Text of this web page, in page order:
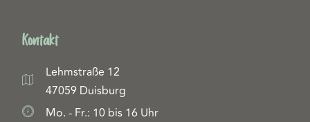
Kontakt
Lehmstraße 12
47059 Duisburg
Mo. - Fr.: 10 bis 16 Uhr